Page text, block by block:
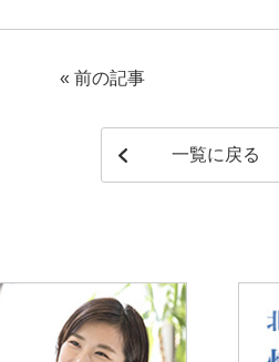
« 前の記事
一覧に戻る